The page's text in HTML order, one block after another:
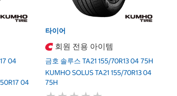
04
04
타이어
회원 전용 아이템
금호 솔루스 TA21 155/70R13 04 75H
KUMHO SOLUS TA21 155/70R13 04
75H